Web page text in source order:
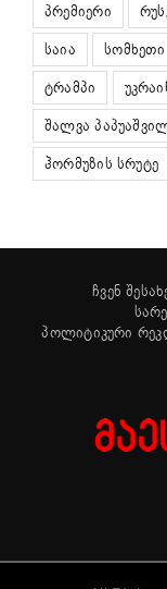
პრემიერი
საია
სომხეთი
ტრამპი
შალვა
ჰორმუზის სრუტე
ჩვენ
პოლიტიკური